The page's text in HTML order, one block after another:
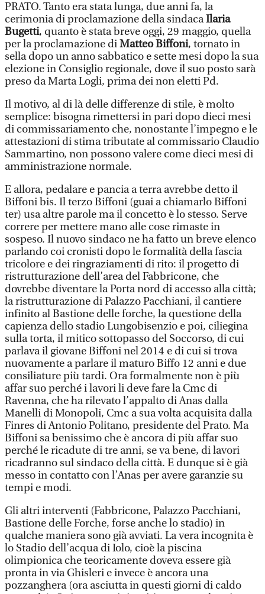
PRATO. Tanto era stata lunga, due anni fa, la
cerimonia di proclamazione della sindacaIlaria
Bugetti, quanto è stata breve oggi, 29 maggio, quella
per la proclamazione diMatteo Biffoni, tornato in
sella dopo un anno sabbatico e sette mesi dopo la sua
elezione in Consiglio regionale, dove il suo posto sarà
preso da Marta Logli, prima dei non eletti Pd.
Il motivo, al di là delle differenze di stile, è molto
semplice: bisogna rimettersi in pari dopo dieci mesi
di commissariamento che, nonostante l’impegno e le
attestazioni di stima tributate al commissario Claudio
Sammartino, non possono valere come dieci mesi di
amministrazione normale.
E allora, pedalare e pancia a terra avrebbe detto il
Biffoni bis. Il terzo Biffoni (guai a chiamarlo Biffoni
ter) usa altre parole ma il concetto è lo stesso. Serve
correre per mettere mano alle cose rimaste in
sospeso. Il nuovo sindaco ne ha fatto un breve elenco
parlando coi cronisti dopo le formalità della fascia
tricolore e dei ringraziamenti di rito: il progetto di
ristrutturazione dell’area del Fabbricone, che
dovrebbe diventare la Porta nord di accesso alla città;
la ristrutturazione di Palazzo Pacchiani, il cantiere
infinito al Bastione delle forche, la questione della
capienza dello stadio Lungobisenzio e poi, ciliegina
sulla torta, il mitico sottopasso del Soccorso, di cui
parlava il giovane Biffoni nel 2014 e di cui si trova
nuovamente a parlare il maturo Biffo 12 anni e due
consiliature più tardi. Ora formalmente non è più
affar suo perché i lavori li deve fare la Cmc di
Ravenna, che ha rilevato l’appalto di Anas dalla
Manelli di Monopoli, Cmc a sua volta acquisita dalla
Finres di Antonio Politano, presidente del Prato. Ma
Biffoni sa benissimo che è ancora di più affar suo
perché le ricadute di tre anni, se va bene, di lavori
ricadranno sul sindaco della città. E dunque si è già
messo in contatto con l’Anas per avere garanzie su
tempi e modi.
Gli altri interventi (Fabbricone, Palazzo Pacchiani,
Bastione delle Forche, forse anche lo stadio) in
qualche maniera sono già avviati. La vera incognita è
lo Stadio dell’acqua di Iolo, cioè la piscina
olimpionica che teoricamente doveva essere già
pronta in via Ghisleri e invece è ancora una
pozzanghera (ora asciutta in questi giorni di caldo